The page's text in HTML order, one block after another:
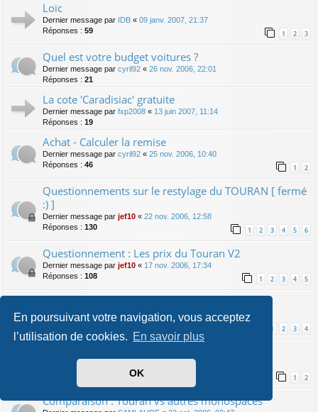
En poursuivant votre navigation, vous acceptez
l’utilisation de cookies. En savoir plus
OK
Loïc
Dernier message par IDB « 09 janv. 2007, 21:37
Réponses : 59 1 2 3
Quel est votre budget voitures ?
Dernier message par cyril92 « 26 nov. 2006, 22:01
Réponses : 21
La cote 'Caradisiac' gratuite
Dernier message par fxp2008 « 13 juin 2007, 11:14
Réponses : 19
Achat - Calculer la remise
Dernier message par cyril92 « 25 nov. 2006, 10:40
Réponses : 46 1 2
Questionnements sur le restylage du TOURAN [ fermé
:) ]
Dernier message par jef10 « 22 nov. 2006, 12:58
Réponses : 130 1 2 3 4 5 6
Questionnement : Les prix du Touran V2
Dernier message par jef10 « 17 nov. 2006, 17:34
Réponses : 108 1 2 3 4 5
Dernier message par touran21«10 nov. 2006, 20:37
1 2 3 4
Dernier message par
06 nov. 2006, 21:28
1 2
Comparaison : Touran vs autres monospaces